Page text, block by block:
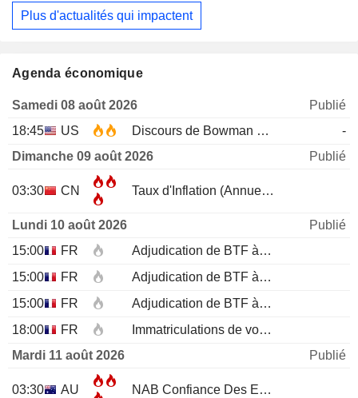
Plus d'actualités qui impactent
Agenda économique
Samedi 08 août 2026
Publié
18:45
US Discours de Bowman de la Fed
-
Dimanche 09 août 2026
Publié
03:30 CN Taux d'Inflation (Annuel)
Lundi 10 août 2026
Publié
15:00
FR
Adjudication de BTF à 12 mois
15:00
FR
Adjudication de BTF à 6 mois
15:00
FR
Adjudication de BTF à 3 mois
18:00
FR
Immatriculations de voitures neuves (annuelles)
Mardi 11 août 2026
Publié
03:30 AU NAB Confiance Des Entreprises